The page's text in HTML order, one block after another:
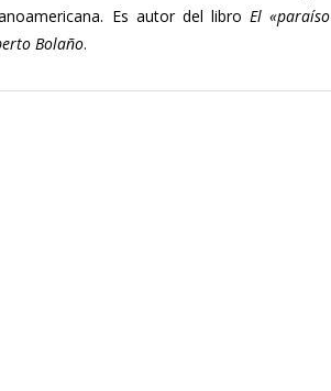
Es autor del libro El «paraíso
Bolaño.